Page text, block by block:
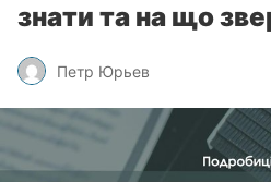
знати та на що
Петр Юрьев